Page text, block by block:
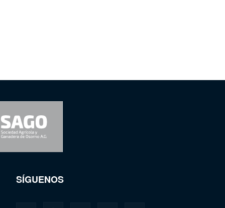
SÍGUENOS